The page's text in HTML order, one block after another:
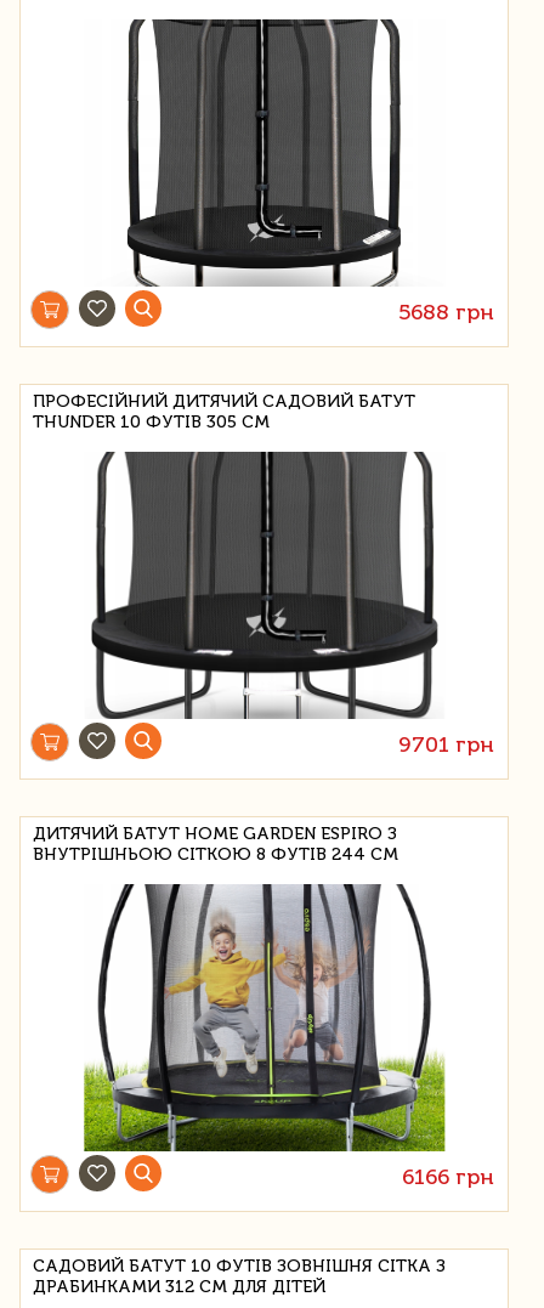
5688 грн
ПРОФЕСІЙНИЙ ДИТЯЧИЙ САДОВИЙ БАТУТ
THUNDER 10 ФУТІВ 305 СМ
9701 грн
ДИТЯЧИЙ БАТУТ HOME GARDEN ESPIRO З
ВНУТРІШНЬОЮ СІТКОЮ 8 ФУТІВ 244 СМ
6166 грн
САДОВИЙ БАТУТ 10 ФУТІВ ЗОВНІШНЯ СІТКА З
ДРАБИНКАМИ 312 СМ ДЛЯ ДІТЕЙ